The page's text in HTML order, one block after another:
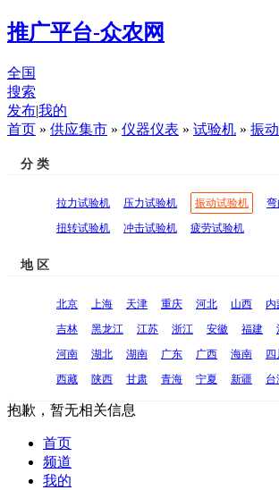
推广平台-众农网
全国
搜索
发布|我的
首页 » 供应集市 » 仪器仪表 » 试验机 » 振
分 类
拉力试验机 压力试验机 振动试验机
扭转试验机
冲击试验机 疲劳试验机
地 区
北京 上海 天津 重庆 河北 山西 内
吉林
黑龙江 江苏 浙江 安徽 福建
河南
湖北 湖南 广东 广西 海南 四
西藏
陕西 甘肃 青海 宁夏 新疆 台
抱歉，暂无相关信息
首页
频道
我的